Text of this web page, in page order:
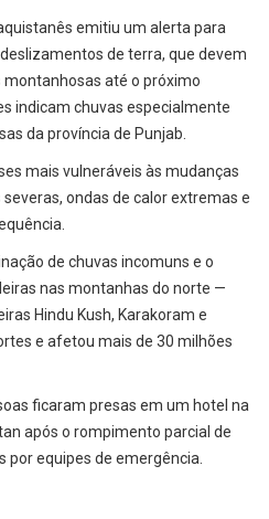
emitiu um alerta para
de terra, que devem
até o próximo
indicam chuvas especialmente
da província de Punjab.
mais vulneráveis às mudanças
ondas de calor extremas e
de chuvas incomuns e o
nas montanhas do norte —
Hindu Kush, Karakoram e
e afetou mais de 30 milhões
ficaram presas em um hotel na
após o rompimento parcial de
por equipes de emergência.